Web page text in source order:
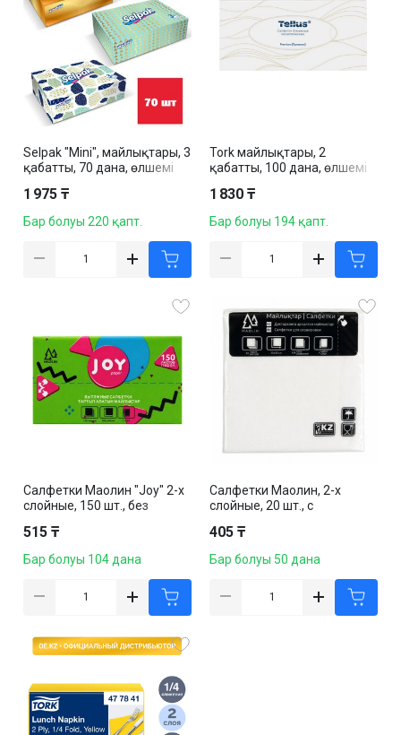
Selpak "Mini", майлықтары, 3
қабатты, 70 дана, өлшемі
ақ
1 975 ₸
Бар болуы 220 қапт.
Tork майлықтары, 2
қабатты, 100 дана, өлшемі
ақ
1 830 ₸
Бар болуы 194 қапт.
Салфетки Маолин "Joy" 2-х
слойные, 150 шт., без
16,8*19 см, белые
515 ₸
Бар болуы 104 дана
Салфетки Маолин, 2-х
слойные, 20 шт., с
33*33 см, белые
405 ₸
Бар болуы 50 дана